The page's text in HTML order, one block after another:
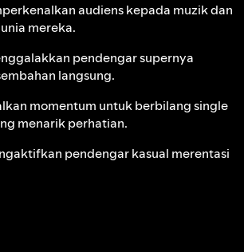
audiens kepada muzik dan
mereka.
pendengar supernya
langsung.
momentum untuk berbilang single
menarik perhatian.
pendengar kasual merentasi